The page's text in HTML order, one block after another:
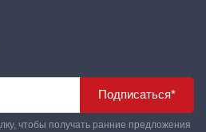
Подписаться*
чтобы получать ранние предложения